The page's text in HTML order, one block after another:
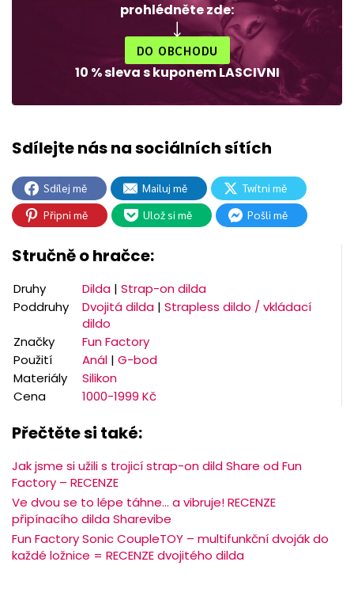
prohlédněte zde:
DO OBCHODU
10 % sleva s kuponem LASCIVNI
Sdílej mě Mailuj mě
Twítni mě
Připni mě
Ulož si mě Pošli mě
Stručně o hračce:
Druhy Dilda | Strap-on dilda
Poddruhy
Dvojitá dilda | Strapless dildo / vkládací
dildo
Značky
Fun Factory
Použití
Anál | G-bod
Materiály
Silikon
Cena
1000-1999 Kč
Přečtěte si také:
Jak jsme si užili s trojicí strap-on dild Share od Fun
Factory – RECENZE
Ve dvou se to lépe táhne… a vibruje! RECENZE
připínacího dilda Sharevibe
Fun Factory Sonic CoupleTOY – multifunkční dvoják do
každé ložnice = RECENZE dvojitého dilda